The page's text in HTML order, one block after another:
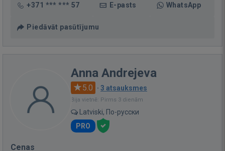
+371 *** *** 57 E-pasts WhatsApp
Piedāvāt pasūtījumu
Anna Andrejeva
5.0 · 3 atsauksmes
Bija vietnē: Pirms 3 dienām
Latviski, По-русски
PRO
Cenas